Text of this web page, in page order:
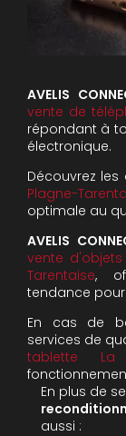
AVELIS
vente de
répondant à
électronique.
Découvrez les
Plagne-
optimale au
AVELIS
vente
Tarentaise,
tendance
En cas de
services de
tablette La
En plus de
aussi :